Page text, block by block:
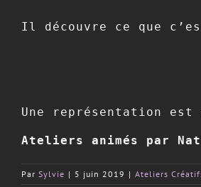
Il découvre ce que
Une représentation
Ateliers animés par
Par Sylvie | 5 juin 2019 | Ateliers